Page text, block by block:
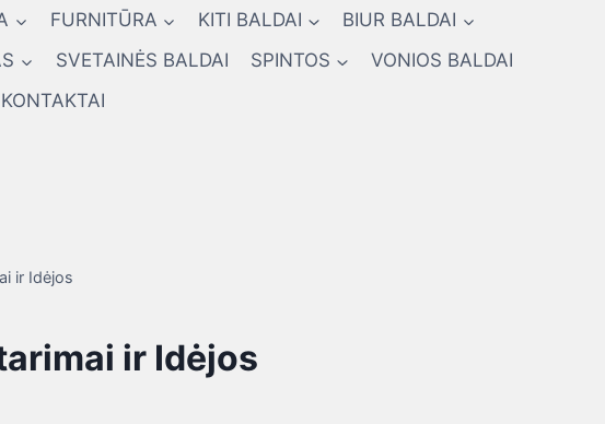
FURNITŪRA KITI BALDAI
BIUR BALDAI
SVETAINĖS BALDAI SPINTOS
VONIOS BALDAI
KONTAKTAI
ir Idėjos
ir Idėjos